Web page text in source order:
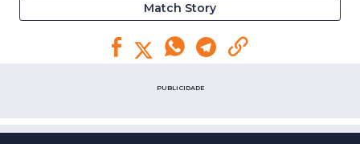
Match Story
PUBLICIDADE